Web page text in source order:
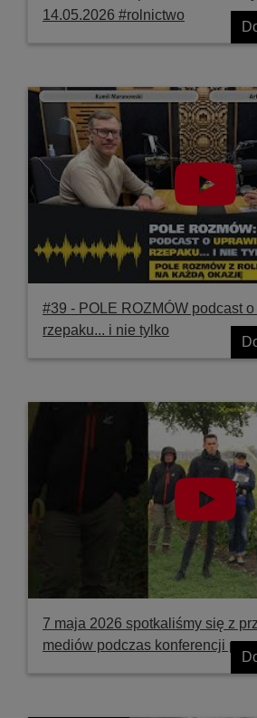
14.05.2026 #rolnictwo
#39 ‐ POLE ROZMÓW podcast
rzepaku... i nie tylko
7 maja 2026 spotkaliśmy się z
mediów podczas konferencji